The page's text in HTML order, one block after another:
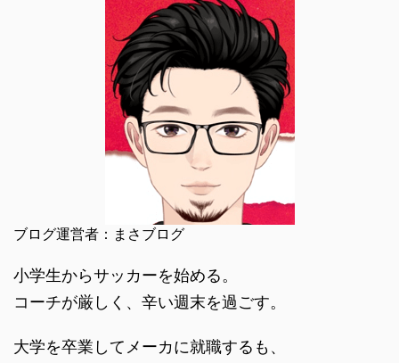
ブログ運営者：まさブログ
小学生からサッカーを始める。
コーチが厳しく、辛い週末を過ごす。
大学を卒業してメーカに就職するも、